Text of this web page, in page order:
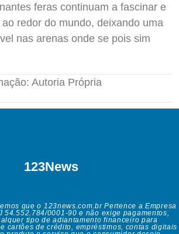
feras continuam a fascinar e
redor do mundo, deixando uma
nas arenas onde se pois sim
Autoria Própria
123News
que o 123news.com.br Pertence a Empresa
54.552.784/0001-90 e não exige pagamentos,
tipo de adiantamento financeiro para
cartões de crédito, empréstimos, contas digitais